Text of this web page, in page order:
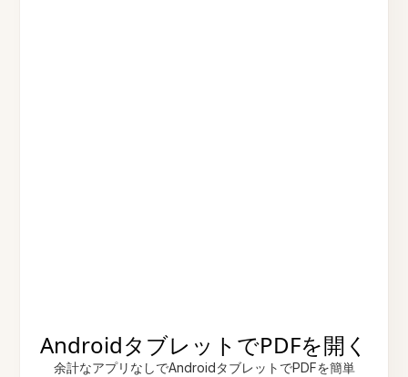
AndroidタブレットでPDFを開く
余計なアプリなしでAndroidタブレットでPDFを簡単